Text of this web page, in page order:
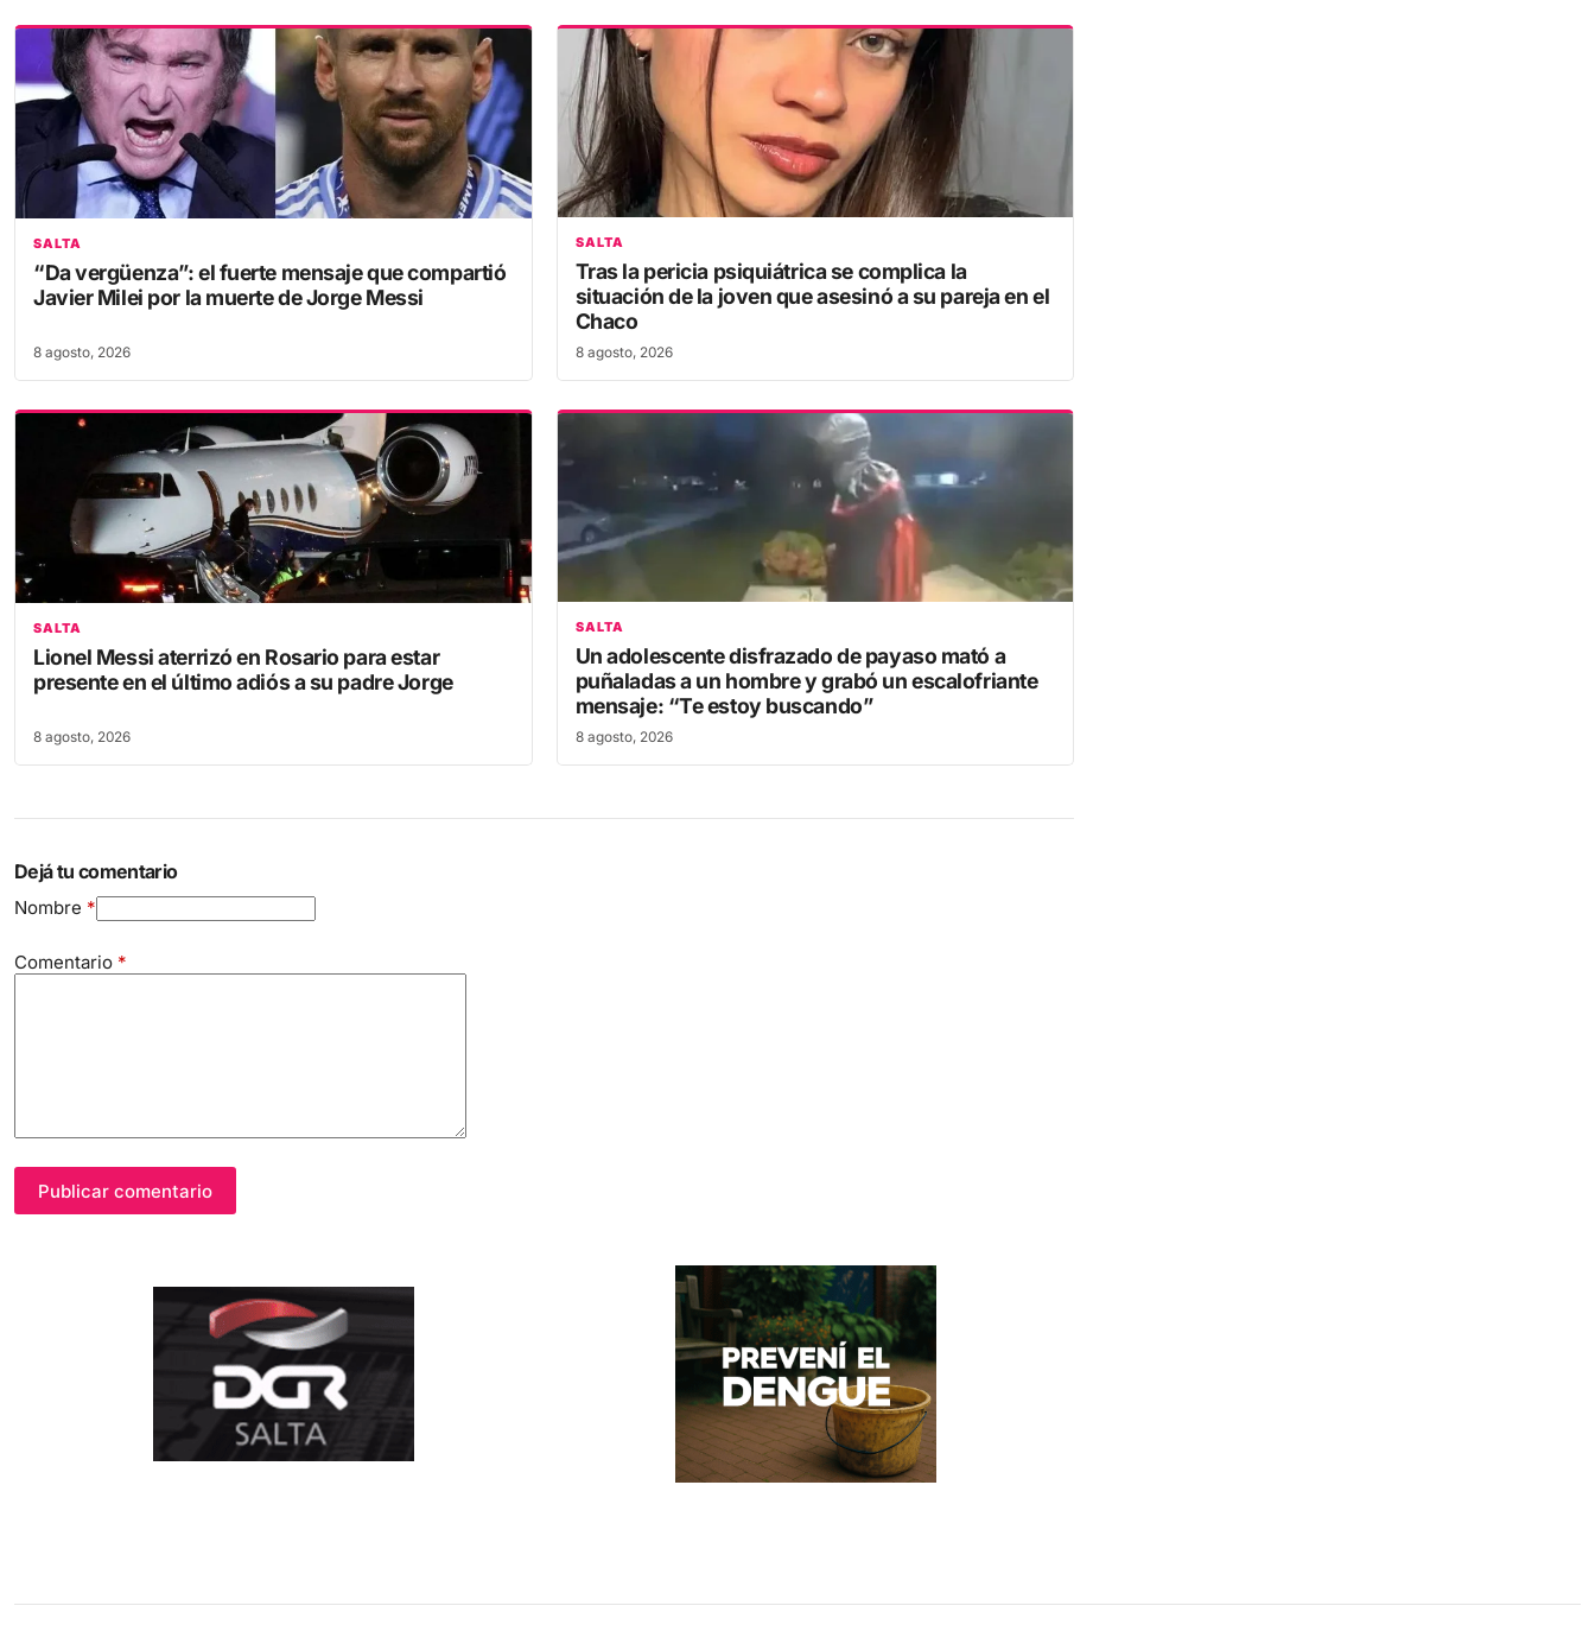
SALTA
“Da vergüenza”: el fuerte mensaje que compartió
Javier Milei por la muerte de Jorge Messi
8 agosto, 2026
SALTA
Tras la pericia psiquiátrica se complica la
situación de la joven que asesinó a su pareja en el
Chaco
8 agosto, 2026
SALTA
Lionel Messi aterrizó en Rosario para estar
presente en el último adiós a su padre Jorge
8 agosto, 2026
SALTA
Un adolescente disfrazado de payaso mató a
puñaladas a un hombre y grabó un escalofriante
mensaje: “Te estoy buscando”
8 agosto, 2026
Dejá tu comentario
Nombre *
Comentario *
Publicar comentario